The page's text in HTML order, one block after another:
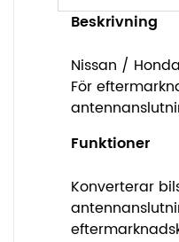
Beskrivning
Nissan /
För
Funktioner
Konverterar